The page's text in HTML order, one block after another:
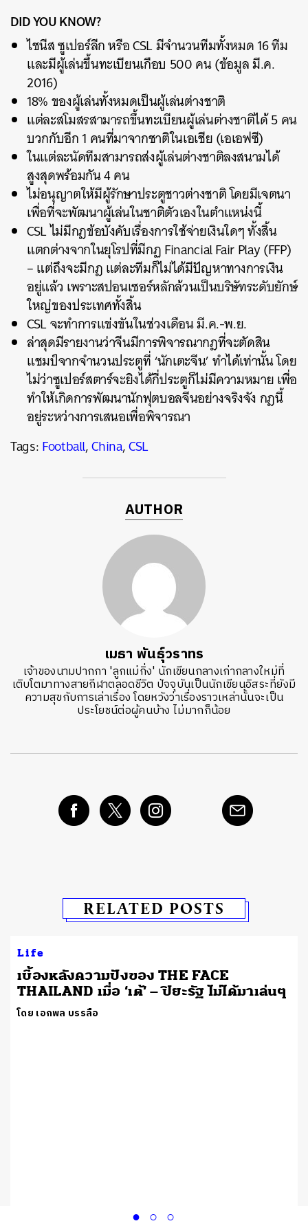
DID YOU KNOW?
ไชนีส ซูเปอร์ลีก หรือ CSL มีจำนวนทีมทั้งหมด 16 ทีม
และมีผู้เล่นขึ้นทะเบียนเกือบ 500 คน (ข้อมูล มี.ค.
2016)
18% ของผู้เล่นทั้งหมดเป็นผู้เล่นต่างชาติ
แต่ละสโมสรสามารถขึ้นทะเบียนผู้เล่นต่างชาติได้ 5 คน
บวกกับอีก 1 คนที่มาจากชาติในเอเชีย (เอเอฟซี)
ในแต่ละนัดทีมสามารถส่งผู้เล่นต่างชาติลงสนามได้
สูงสุดพร้อมกัน 4 คน
ไม่อนุญาตให้มีผู้รักษาประตูชาวต่างชาติ โดยมีเจตนา
เพื่อที่จะพัฒนาผู้เล่นในชาติตัวเองในตำแหน่งนี้
CSL ไม่มีกฎข้อบังคับเรื่องการใช้จ่ายเงินใดๆ ทั้งสิ้น
แตกต่างจากในยุโรปที่มีกฏ Financial Fair Play (FFP)
– แต่ถึงจะมีกฎ แต่ละทีมก็ไม่ได้มีปัญหาทางการเงิน
อยู่แล้ว เพราะสปอนเซอร์หลักล้วนเป็นบริษัทระดับยักษ์
ใหญ่ของประเทศทั้งสิ้น
CSL จะทำการแข่งขันในช่วงเดือน มี.ค.-พ.ย.
ล่าสุดมีรายงานว่าจีนมีการพิจารณากฎที่จะตัดสิน
แชมป์จากจำนวนประตูที่ ‘นักเตะจีน’ ทำได้เท่านั้น โดย
ไม่ว่าซูเปอร์สตาร์จะยิงได้กี่ประตูก็ไม่มีความหมาย เพื่อ
ทำให้เกิดการพัฒนานักฟุตบอลจีนอย่างจริงจัง กฎนี้
อยู่ระหว่างการเสนอเพื่อพิจารณา
Tags:Football,China,CSL
AUTHOR
เมธา พันธุ์วราทร
เจ้าของนามปากกา 'ลูกแม่กิ่ง' นักเขียนกลางเก่ากลางใหม่ที่
เติบโตมาทางสายกีฬาตลอดชีวิต ปัจจุบันเป็นนักเขียนอิสระที่ยังมี
ความสุขกับการเล่าเรื่อง โดยหวังว่าเรื่องราวเหล่านั้นจะเป็น
ประโยชน์ต่อผู้คนบ้าง ไม่มากก็น้อย
RELATED POSTS
Life
เบื้องหลังความปังของ THE FACE
THAILAND เมื่อ ‘เต้’ – ปิยะรัฐ ไม่ได้มาเล่นๆ
โดย เอกพล บรรลือ